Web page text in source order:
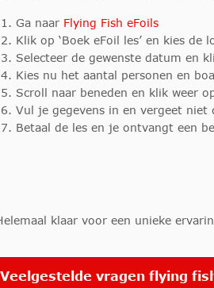
Ga naar Flying Fish eFoils
Klik op ‘Boek eFoil les’ en kies de
Selecteer de gewenste datum en
Kies nu het aantal personen en
Scroll naar beneden en klik weer
Vul je gegevens in en vergeet
Betaal de les en je ontvangt een
klaar voor een unieke
Veelgestelde vragen flying